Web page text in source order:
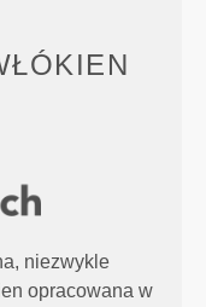
niezwykle
opracowana w